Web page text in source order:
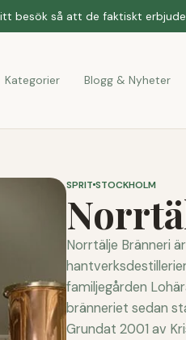
så att de faktiskt
Kategorier Blogg & Nyheter
SPRIT STOCKHOLM
Norrtälje Bränneri
familjegården
bränneriet sedan
Grundat 2001 av